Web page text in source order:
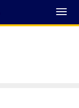
Abrir
Menu